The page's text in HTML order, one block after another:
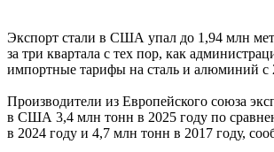
Экспорт стали в США упал до 1,94 млн
за три квартала с тех пор, как
импортные тарифы на сталь и алюминий с
Производители из Европейского союза
в США 3,4 млн тонн в 2025 году по
в 2024 году и 4,7 млн ​​тонн в 2017 году,